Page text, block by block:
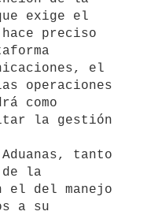
exige el
preciso
el
operaciones
como
la gestión
tanto
la
el del manejo
a su